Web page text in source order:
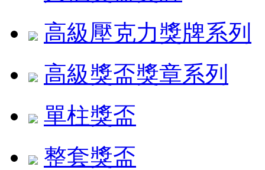
高級壓克力獎牌系列
高級獎盃獎章系列
單柱獎盃
整套獎盃